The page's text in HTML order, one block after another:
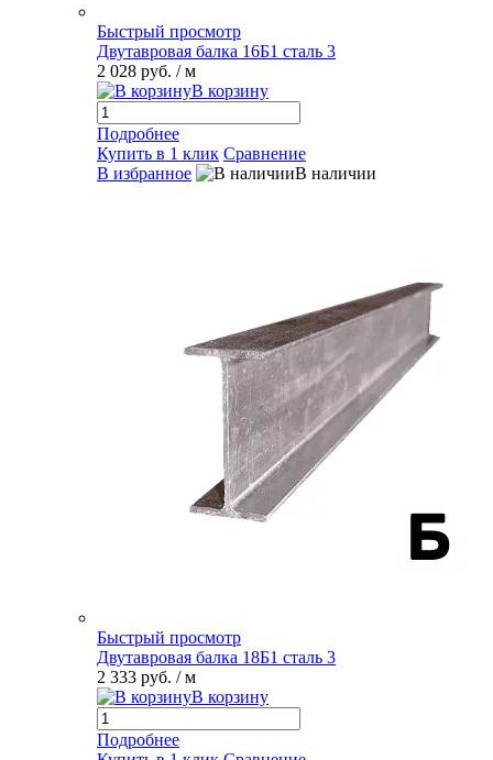
Быстрый просмотр
Двутавровая балка 16Б1 сталь 3
2 028 руб. / м
В корзину
Подробнее
Купить в 1 клик Сравнение
В избранное
В наличии
Быстрый просмотр
Двутавровая балка 18Б1 сталь 3
2 333 руб. / м
В корзину
Подробнее